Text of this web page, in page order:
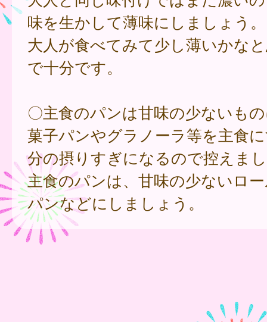
味を生かして薄味にしましょう。
大人が食べてみて少し薄いかな
で十分です。
〇主食のパンは甘味の少ないも
菓子パンやグラノーラ等を主食
分の摂りすぎになるので控えま
主食のパンは、甘味の少ないロ
パンなどにしましょう。